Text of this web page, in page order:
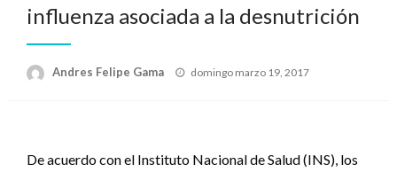
influenza asociada a la desnutrición
Andres Felipe Gama
Publicado
domingo marzo 19, 2017
De acuerdo con el Instituto Nacional de Salud (INS), los